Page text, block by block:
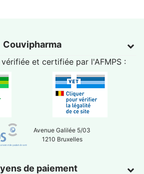
Couvipharma
vérifiée et certifiée par l'AFMPS :
Avenue Galilée 5/03
1210 Bruxelles
de paiement